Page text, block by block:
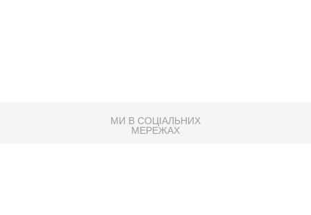
МИ В СОЦІАЛЬНИХ
МЕРЕЖАХ